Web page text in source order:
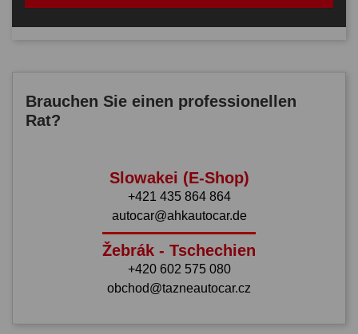
Brauchen Sie einen professionellen
Rat?
Slowakei (E-Shop)
+421 435 864 864
autocar@ahkautocar.de
Žebrák - Tschechien
+420 602 575 080
obchod@tazneautocar.cz